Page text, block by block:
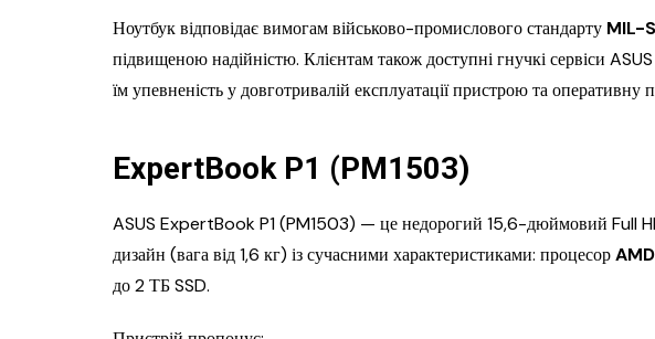
Ноутбук відповідає вимогам військово-промислового стандарту MIL-
підвищеною надійністю. Клієнтам також доступні гнучкі сервіси
їм упевненість у довготривалій експлуатації пристрою та оперативну
ExpertBook P1 (PM1503)
ASUS ExpertBook P1 (PM1503) — це недорогий 15,6-дюймовий Full
дизайн (вага від 1,6 кг) із сучасними характеристиками: процесор
до 2 ТБ SSD.